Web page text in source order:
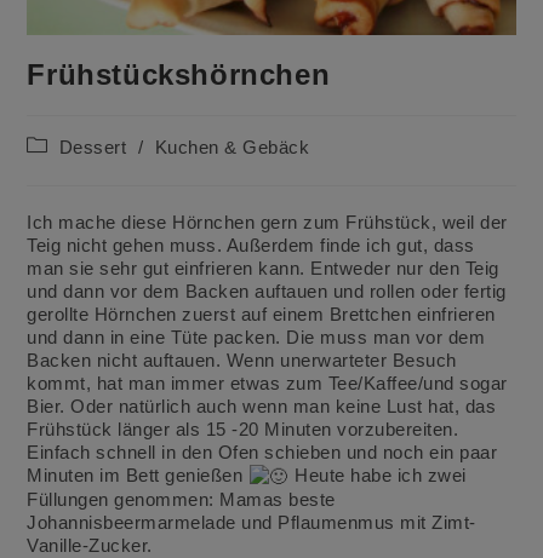
Frühstückshörnchen
Beitrags-
Dessert / Kuchen & Gebäck
Ich mache diese Hörnchen gern zum Frühstück, weil der
Teig nicht gehen muss. Außerdem finde ich gut, dass
man sie sehr gut einfrieren kann. Entweder nur den Teig
und dann vor dem Backen auftauen und rollen oder fertig
gerollte Hörnchen zuerst auf einem Brettchen einfrieren
und dann in eine Tüte packen. Die muss man vor dem
Backen nicht auftauen. Wenn unerwarteter Besuch
kommt, hat man immer etwas zum Tee/Kaffee/und sogar
Bier. Oder natürlich auch wenn man keine Lust hat, das
Frühstück länger als 15 -20 Minuten vorzubereiten.
Einfach schnell in den Ofen schieben und noch ein paar
Minuten im Bett genießen
Heute habe ich zwei
Füllungen genommen: Mamas beste
Johannisbeermarmelade und Pflaumenmus mit Zimt-
Vanille-Zucker.